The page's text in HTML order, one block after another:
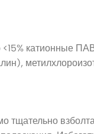
катионные
тщательно